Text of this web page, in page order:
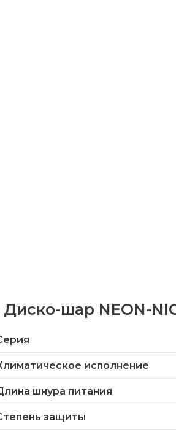
шар NEON-
исполнение
шнура питания
защиты